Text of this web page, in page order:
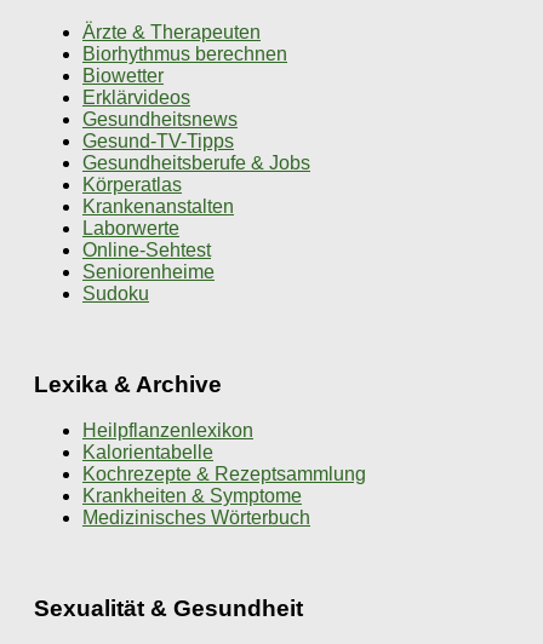
Ärzte & Therapeuten
Biorhythmus berechnen
Biowetter
Erklärvideos
Gesundheitsnews
Gesund-TV-Tipps
Gesundheitsberufe & Jobs
Körperatlas
Krankenanstalten
Laborwerte
Online-Sehtest
Seniorenheime
Sudoku
Lexika & Archive
Heilpflanzenlexikon
Kalorientabelle
Kochrezepte & Rezeptsammlung
Krankheiten & Symptome
Medizinisches Wörterbuch
Sexualität & Gesundheit